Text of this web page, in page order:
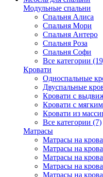
Модульные спальни
Спальня Алиса
Спальня Мори
Спальня Антеро
Спальня Роза
Спальня Софи
Все категории
Кровати
Односпальные
Двуспальные
Кровати с
Кровати с
Кровати из
Все категории (7)
Матрасы
Матрасы на
Матрасы на
Матрасы на
Матрасы на
Матрасы на